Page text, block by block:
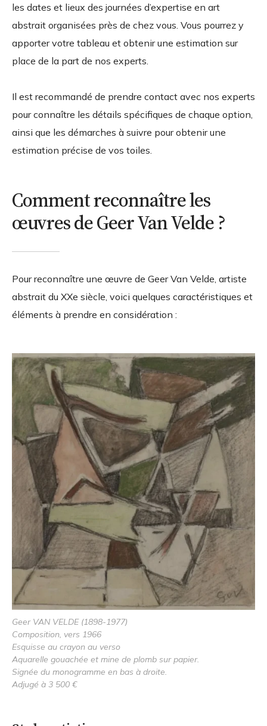
les dates et lieux des journées d’expertise en art
abstrait organisées près de chez vous. Vous pourrez y
apporter votre tableau et obtenir une estimation sur
place de la part de nos experts.
Il est recommandé de prendre contact avec nos experts
pour connaître les détails spécifiques de chaque option,
ainsi que les démarches à suivre pour obtenir une
estimation précise de vos toiles.
Comment reconnaître les
œuvres de Geer Van Velde ?
Pour reconnaître une œuvre de Geer Van Velde, artiste
abstrait du XXe siècle, voici quelques caractéristiques et
éléments à prendre en considération :
Geer VAN VELDE (1898-1977)
Composition, vers 1966
Esquisse au crayon au verso
Aquarelle gouachée et mine de plomb sur papier.
Signée du monogramme en bas à droite.
Adjugé à 3 500 €